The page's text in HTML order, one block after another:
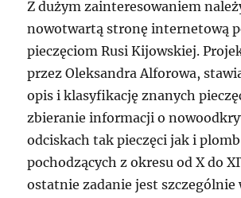
Z dużym zainteresowaniem
nowotwartą stronę internetową
pieczęciom Rusi Kijowskiej.
przez Oleksandra Alforowa,
opis i klasyfikację znanych
zbieranie informacji o
odciskach tak pieczęci jak i plomb
pochodzących z okresu od X do
ostatnie zadanie jest szczególnie